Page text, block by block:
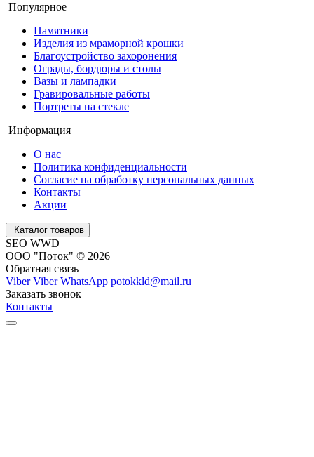
Популярное
Памятники
Изделия из мраморной крошки
Благоустройство захоронения
Ограды, бордюры и столы
Вазы и лампадки
Гравировальные работы
Портреты на стекле
Информация
О нас
Политика конфиденциальности
Согласие на обработку персональных данных
Контакты
Акции
Каталог товаров
SEO WWD
ООО "Поток" © 2026
Обратная связь
Viber Viber WhatsApp potokkld@mail.ru
Заказать звонок
Контакты